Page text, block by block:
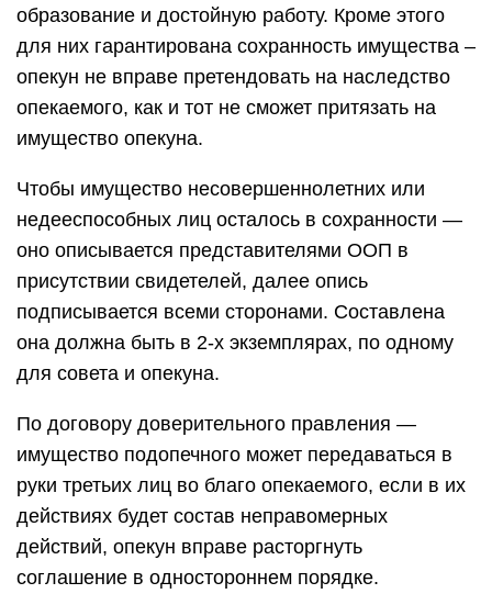
образование и достойную работу. Кроме этого
для них гарантирована сохранность имущества –
опекун не вправе претендовать на наследство
опекаемого, как и тот не сможет притязать на
имущество опекуна.
Чтобы имущество несовершеннолетних или
недееспособных лиц осталось в сохранности —
оно описывается представителями ООП в
присутствии свидетелей, далее опись
подписывается всеми сторонами. Составлена
она должна быть в 2-х экземплярах, по одному
для совета и опекуна.
По договору доверительного правления —
имущество подопечного может передаваться в
руки третьих лиц во благо опекаемого, если в их
действиях будет состав неправомерных
действий, опекун вправе расторгнуть
соглашение в одностороннем порядке.